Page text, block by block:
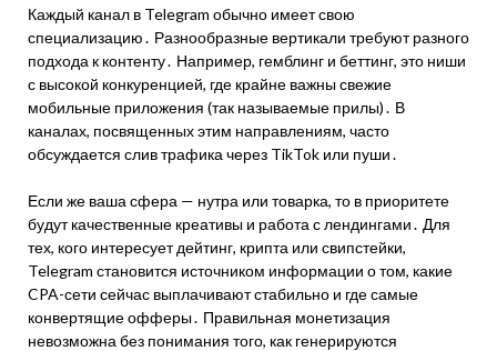
Каждый канал в Telegram обычно имеет свою
специализацию․ Разнообразные вертикали требуют разного
подхода к контенту․ Например, гемблинг и беттинг, это ниши
с высокой конкуренцией, где крайне важны свежие
мобильные приложения (так называемые прилы)․ В
каналах, посвященных этим направлениям, часто
обсуждается слив трафика через TikTok или пуши․
Если же ваша сфера — нутра или товарка, то в приоритете
будут качественные креативы и работа с лендингами․ Для
тех, кого интересует дейтинг, крипта или свипстейки,
Telegram становится источником информации о том, какие
CPA-сети сейчас выплачивают стабильно и где самые
конвертящие офферы․ Правильная монетизация
невозможна без понимания того, как генерируются